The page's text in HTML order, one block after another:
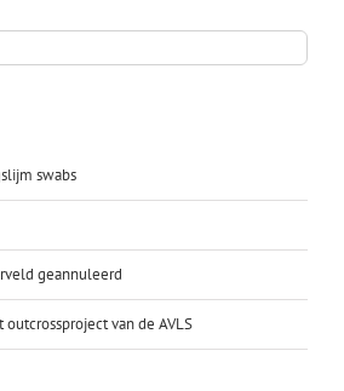
swabs
geannuleerd
van de AVLS